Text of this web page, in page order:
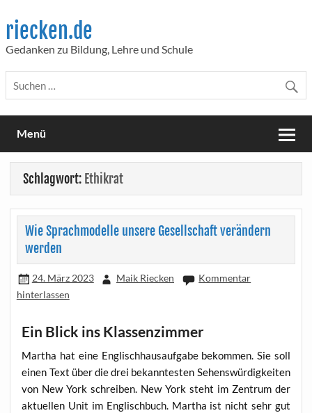
content
riecken.de
Gedanken zu Bildung, Lehre und Schule
Menü
Schlagwort: Ethikrat
Wie Sprachmodelle unsere Gesellschaft verändern
werden
24. März 2023 Maik Riecken
Kommentar
hinterlassen
Ein Blick ins Klassenzimmer
Mar­tha hat eine Eng­lisch­haus­auf­ga­be bekom­men. Sie soll
einen Text über die drei bekann­tes­ten Sehens­wür­dig­kei­ten
von New York schrei­ben. New York steht im Zen­trum der
aktu­el­len Unit im Eng­lisch­buch. Mar­tha ist nicht sehr gut